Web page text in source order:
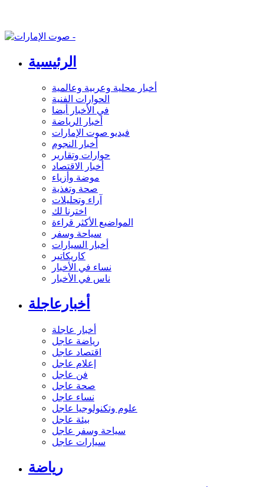
الرئيسية
أخبار محلية وعربية وعالمية
الحوارات الفنية
في الأخبار أيضا
أخبار الرياضة
فيديو صوت الإمارات
أخبار النجوم
حوارات وتقارير
أخبار الاقتصاد
موضة وأزياء
صحة وتغذية
آراء وتحليلات
اخترنا لك
المواضيع الأكثر قراءة
سياحة وسفر
أخبار السيارات
كاريكاتير
نساء في الأخبار
ناس في الأخبار
أخبارعاجلة
أخبار عاجلة
رياضة عاجل
اقتصاد عاجل
إعلام عاجل
فن عاجل
صحة عاجل
نساء عاجل
علوم وتكنولوجيا عاجل
بيئة عاجل
سياحة وسفر عاجل
سيارات عاجل
رياضة